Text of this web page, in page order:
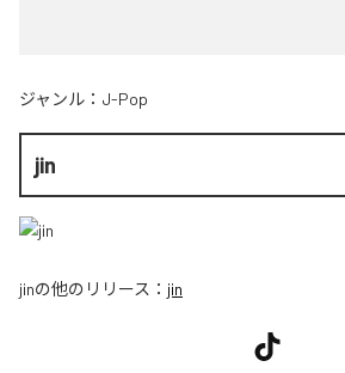
ジャンル： J-Pop
jin
jinの他のリリース： jin